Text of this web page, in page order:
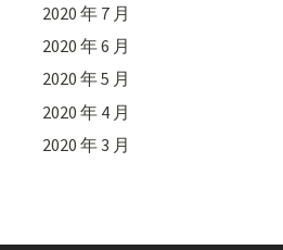
2020 年 7 月
2020 年 6 月
2020 年 5 月
2020 年 4 月
2020 年 3 月